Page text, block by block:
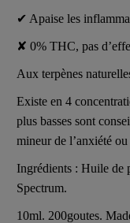
✔︎ Apaise les
✘ 0% THC, pas
Aux terpènes
Existe en 4
plus basses sont
mineur de l’anxiété
Ingrédients : Huile de
Spectrum.
10ml. 200goutes.